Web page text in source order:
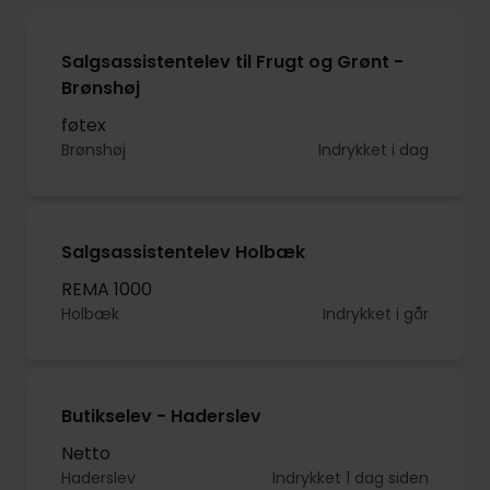
Salgsassistentelev til Frugt og Grønt -
Brønshøj
føtex
Brønshøj Indrykket i dag
Salgsassistentelev Holbæk
REMA 1000
Holbæk Indrykket i går
Butikselev - Haderslev
Netto
Haderslev Indrykket 1 dag siden